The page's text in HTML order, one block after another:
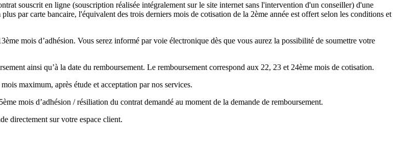
souscrit en ligne (souscription réalisée intégralement sur le site internet sans l'intervention d'un conseiller) d'une
par carte bancaire, l'équivalent des trois derniers mois de cotisation de la 2ème année est offert selon les conditions et
mois d’adhésion. Vous serez informé par voie électronique dès que vous aurez la possibilité de soumettre votre
ainsi qu’à la date du remboursement. Le remboursement correspond aux 22, 23 et 24ème mois de cotisation.
maximum, après étude et acceptation par nos services.
mois d’adhésion / résiliation du contrat demandé au moment de la demande de remboursement.
directement sur votre espace client.